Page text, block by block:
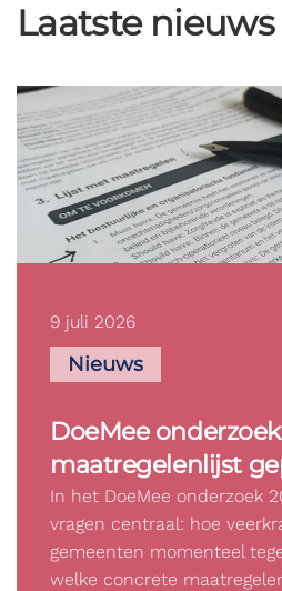
Laatste nieuws
9 juli 2026
Nieuws
DoeMee
maatregelenlijst
In het DoeMee onderzoek
vragen centraal: hoe
gemeenten momenteel
welke concrete